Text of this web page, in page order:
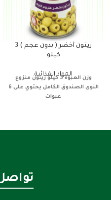
زيتون أخضر ( بدون عجم ) 3
كيلو
المواد الغذائيةوزن العبوة 3 كيلو
زيتون منزوع
النوى
الصندوق الكامل يحتوي على 6
عبوات